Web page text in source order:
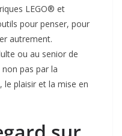
LEGO® et
pour penser, pour
autrement.
ou au senior de
pas par la
le plaisir et la mise en